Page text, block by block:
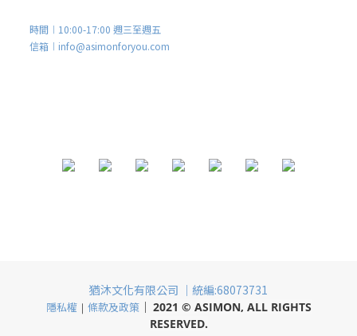
時間︱10:00-17:00 週三至週五
信箱︱info@asimonforyou.com
猶沐文化有限公司 ｜統編:68073731
隱私權｜ 條款及政策｜ 2021 © ASIMON, ALL RIGHTS
RESERVED.